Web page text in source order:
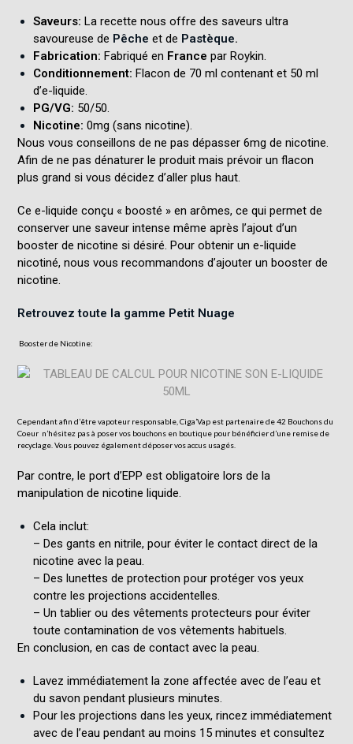
Saveurs:La recette nous offre des saveurs ultra
savoureuse de Pêcheet de Pastèque.
Fabrication: Fabriqué en France par Roykin.
Conditionnement: Flacon de 70 ml contenant et 50 ml
d’e-liquide
PG/VG: 50/50
Nicotine: 0mg (sans nicotine)
Nous vous conseillons de ne pas dépasser 6mg de nicotine.
Afin de ne pas dénaturer le produit mais prévoir unflacon
plus grand si vous décidez d’aller plus haut.
Ce e-liquide conçu « boosté » en arômes, ce qui permet de
conserver une saveur intense même après l’ajout d’un
booster de nicotine si désiré. Pour obtenir un e-liquide
nicotiné, nous vous recommandons d’ajouter un booster de
nicotine.
Retrouvez toute la gamme Petit Nuage
Boosterde Nicotine:
Cependant afin d’être vapoteur responsable, Ciga’Vap est partenaire de42 Bouchons du
Coeur n’hésitez pas à poser vos bouchons en boutique pour bénéficier d’une remise de
recyclage. Vous pouvez également déposer vos accus usagés.
Par contre, le port d’EPP est obligatoire lors de la
manipulation de nicotine liquide.
Cela inclut:
– Des gants en nitrile, pour éviter le contact direct de la
nicotine avec la peau.
– Des lunettes de protection pour protéger vos yeux
contre les projections accidentelles.
– Un tablier ou des vêtements protecteurs pour éviter
toute contamination de vos vêtements habituels.
En conclusion, en cas de contact avec la peau.
Lavez immédiatement la zone affectée avec de l’eau et
du savon pendant plusieurs minutes.
Pour les projections dans les yeux, rincez immédiatement
avec de l’eau pendant au moins 15 minutes et consultez